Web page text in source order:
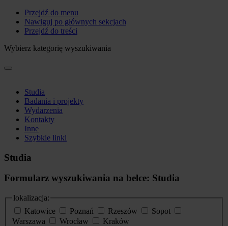
Przejdź do menu
Nawiguj po głównych sekcjach
Przejdź do treści
Wybierz kategorię wyszukiwania
Studia
Badania i projekty
Wydarzenia
Kontakty
Inne
Szybkie linki
Studia
Formularz wyszukiwania na belce: Studia
lokalizacja:
Katowice
Poznań Rzeszów
Sopot
Warszawa
Wrocław
Kraków